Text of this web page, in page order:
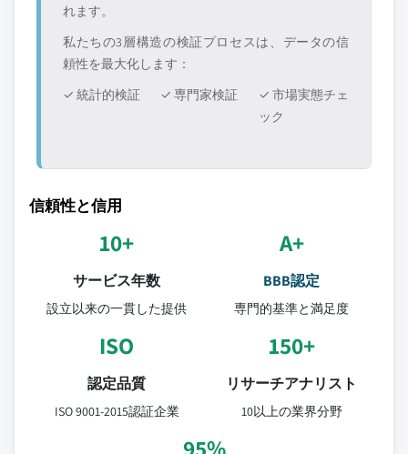
れます。
私たちの3層構造の検証プロセスは、データの信
頼性を最大化します：
✓ 統計的検証
✓ 専門家検証
✓ 市場実態チェ
ック
信頼性と信用
10+
サービス年数
設立以来の一貫した提供
A+
BBB認定
専門的基準と満足度
ISO
認定品質
ISO 9001-2015認証企業
150+
リサーチアナリスト
10以上の業界分野